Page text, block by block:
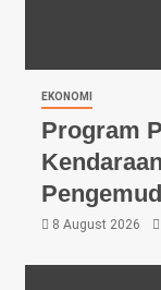
EKONOMI
Program
8 August 2026